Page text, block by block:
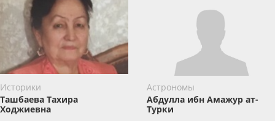
Историки
Ташбаева Тахира
Ходжиевна
Астрономы
Абдулла ибн Амажур ат-
Турки